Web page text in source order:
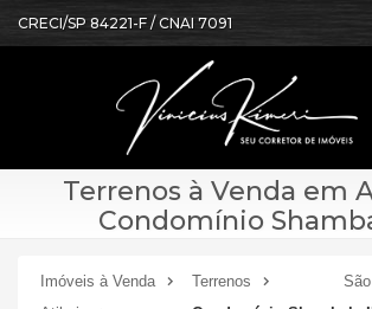
CRECI/SP 84221-F / CNAI 7091
Terrenos à Venda em
Condomínio
Imóveis à Venda Terrenos